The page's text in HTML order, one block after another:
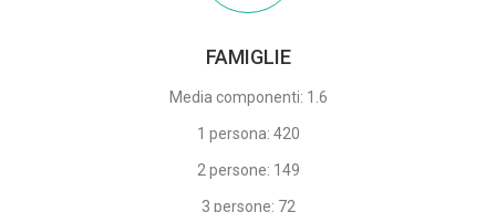
FAMIGLIE
Media componenti: 1.6
1 persona: 420
2 persone: 149
3 persone: 72